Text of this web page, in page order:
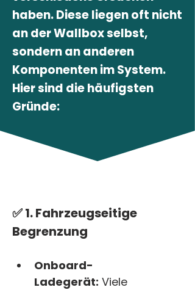
haben. Diese liegen oft nicht
an der Wallbox selbst,
sondern an anderen
Komponenten im System.
Hier sind die häufigsten
Gründe:
< Alle Artikeln
✅ 1. Fahrzeugseitige
Begrenzung
Onboard-
Ladegerät: Viele